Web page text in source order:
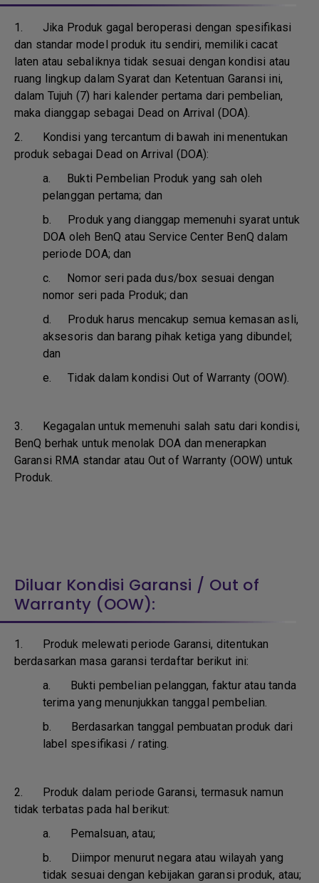
1. Jika Produk gagal beroperasi dengan spesifikasi
dan standar model produk itu sendiri, memiliki cacat
laten atau sebaliknya tidak sesuai dengan kondisi atau
ruang lingkup dalam Syarat dan Ketentuan Garansi ini,
dalam Tujuh (7) hari kalender pertama dari pembelian,
maka dianggap sebagai Dead on Arrival (DOA).
2. Kondisi yang tercantum di bawah ini menentukan
produk sebagai Dead on Arrival (DOA):
a. Bukti Pembelian Produk yang sah oleh
pelanggan pertama; dan
b. Produk yang dianggap memenuhi syarat untuk
DOA oleh BenQ atau Service Center BenQ dalam
periode DOA; dan
c. Nomor seri pada dus/box sesuai dengan
nomor seri pada Produk; dan
d. Produk harus mencakup semua kemasan asli,
aksesoris dan barang pihak ketiga yang dibundel;
dan
e.Tidak dalam kondisi Out of Warranty (OOW).
3. Kegagalan untuk memenuhi salah satu dari kondisi,
BenQ berhak untuk menolak DOA dan menerapkan
Garansi RMA standar atau Out of Warranty (OOW) untuk
Produk.
Diluar Kondisi Garansi / Out of
Warranty (OOW):
1. Produk melewati periode Garansi, ditentukan
berdasarkan masa garansi terdaftar berikut ini:
a. Bukti pembelian pelanggan, faktur atau tanda
terima yang menunjukkan tanggal pembelian.
b. Berdasarkan tanggal pembuatan produk dari
label spesifikasi / rating.
2. Produk dalam periode Garansi, termasuk namun
tidak terbatas pada hal berikut:
a. Pemalsuan, atau;
b. Diimpor menurut negara atau wilayah yang
tidak sesuai dengan kebijakan garansi produk, atau;